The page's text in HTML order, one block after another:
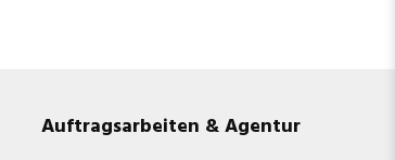
Auftragsarbeiten & Agentur